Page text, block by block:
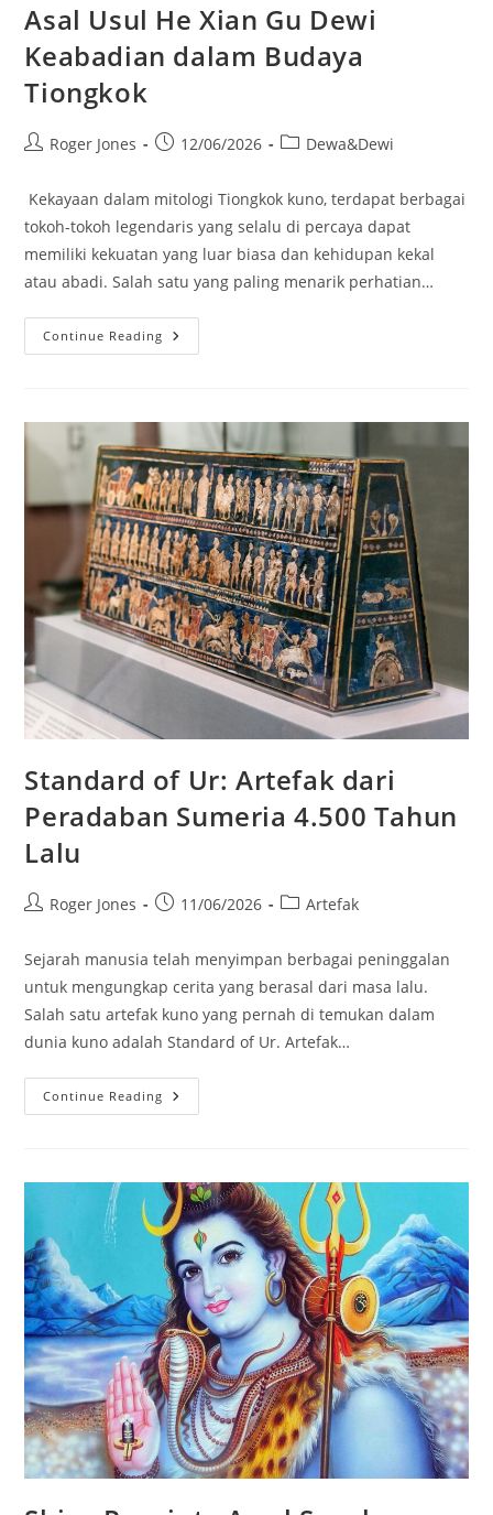
Asal Usul He Xian Gu Dewi
Keabadian dalam Budaya
Tiongkok
PostRoger Jones
Post12/06/2026
PostDewa&Dewi
Kekayaan dalam mitologi Tiongkok kuno, terdapat berbagai
tokoh-tokoh legendaris yang selalu di percaya dapat
memiliki kekuatan yang luar biasa dan kehidupan kekal
atau abadi. Salah satu yang paling menarik perhatian…
Continue Reading Asal
Usul
Keabadian
Dalam
Budaya
Tiongkok
Standard of Ur: Artefak dari
Peradaban Sumeria 4.500 Tahun
Lalu
PostRoger Jones
Post11/06/2026
PostArtefak
Sejarah manusia telah menyimpan berbagai peninggalan
untuk mengungkap cerita yang berasal dari masa lalu.
Salah satu artefak kuno yang pernah di temukan dalam
dunia kuno adalah Standard of Ur. Artefak…
Continue Reading Standard
Of
Sumeria
4.500
Tahun
Lalu